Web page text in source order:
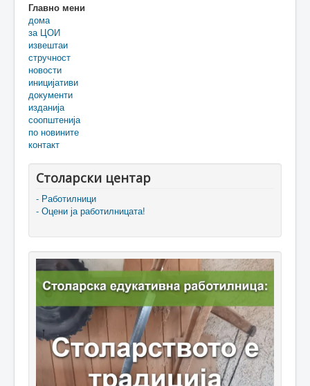
Главно мени
дома
за ЦОИ
извештаи
стручност
новости
иницијативи
документи
изданија
соопштенија
по новините
контакт
Столарски центар
- Работилници
- Оцени ја работилницата!